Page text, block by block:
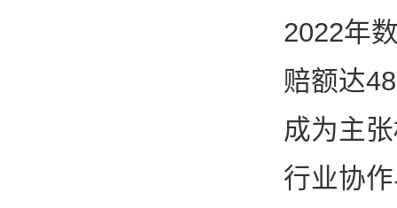
2022年
赔额达
成为主
行业协